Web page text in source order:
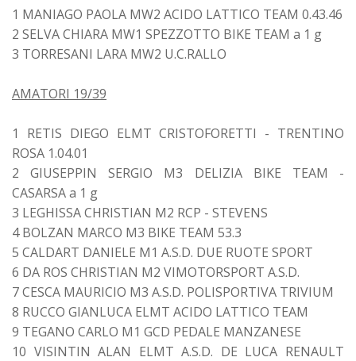
1 MANIAGO PAOLA MW2 ACIDO LATTICO TEAM 0.43.46
2 SELVA CHIARA MW1 SPEZZOTTO BIKE TEAM a 1 g
3 TORRESANI LARA MW2 U.C.RALLO
AMATORI 19/39
1 RETIS DIEGO ELMT CRISTOFORETTI - TRENTINO
ROSA 1.04.01
2 GIUSEPPIN SERGIO M3 DELIZIA BIKE TEAM -
CASARSA a 1 g
3 LEGHISSA CHRISTIAN M2 RCP - STEVENS
4 BOLZAN MARCO M3 BIKE TEAM 53.3
5 CALDART DANIELE M1 A.S.D. DUE RUOTE SPORT
6 DA ROS CHRISTIAN M2 VIMOTORSPORT A.S.D.
7 CESCA MAURICIO M3 A.S.D. POLISPORTIVA TRIVIUM
8 RUCCO GIANLUCA ELMT ACIDO LATTICO TEAM
9 TEGANO CARLO M1 GCD PEDALE MANZANESE
10 VISINTIN ALAN ELMT A.S.D. DE LUCA RENAULT